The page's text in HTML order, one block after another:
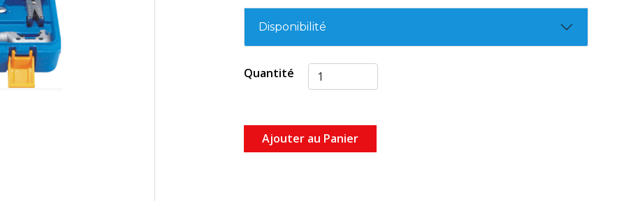
- 1 manomètre TF-VMG2-R410AA
- 1 ébavureur TF-VTT5
- 1 lot de flexibles TF-FRJB150V-C-V
Disponibilité
Quantité
Ajouter au Panier